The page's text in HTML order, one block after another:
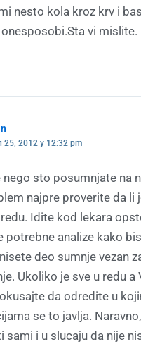
nesto kola kroz krv i
vi mislite.
25, 2012 у 12:32 pm
nego sto posumnjate na
najpre proverite da li
Idite kod lekara
potrebne analize kako
deo sumnje vezan
Ukoliko je sve u redu a
da odredite u
se to javlja.
sami i u slucaju da nije